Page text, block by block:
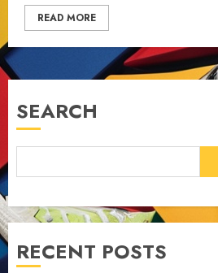
READ MORE
SEARCH
RECENT POSTS